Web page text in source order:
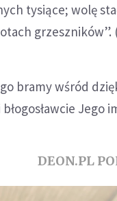
tysiące; wolę
grzeszników”.
bramy wśród
Jego
DEON.PL